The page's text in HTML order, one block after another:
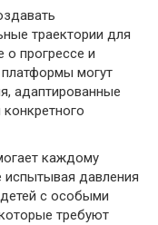
траектории для
о прогрессе и
платформы могут
адаптированные
каждому
испытывая давления
с особыми
требуют